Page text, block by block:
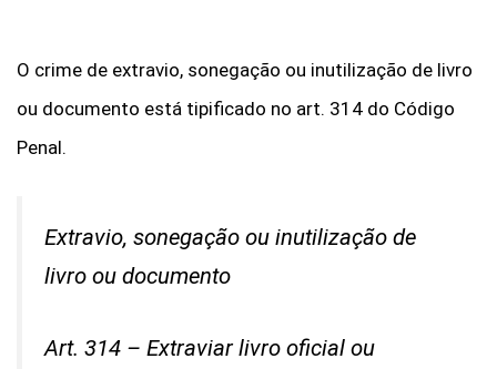
O crime de extravio, sonegação ou inutilização de livro
ou documento está tipificado no art. 314 do Código
Penal.
Extravio, sonegação ou inutilização de
livro ou documento
Art. 314 – Extraviar livro oficial ou